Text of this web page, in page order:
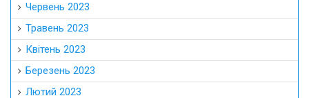
Червень 2023
Травень 2023
Квітень 2023
Березень 2023
Лютий 2023